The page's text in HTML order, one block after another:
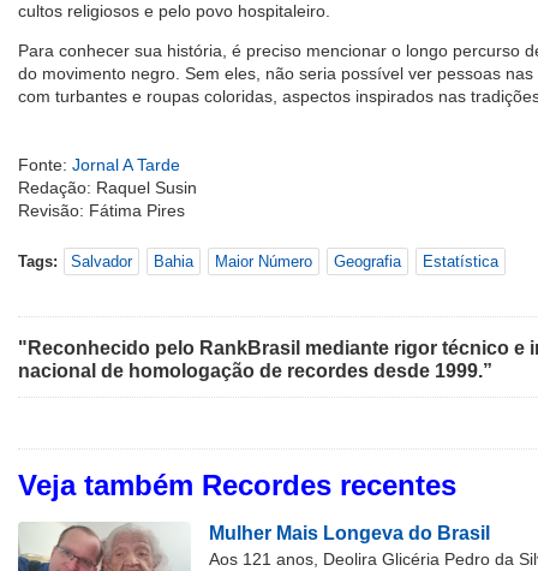
cultos religiosos e pelo povo hospitaleiro.
Para conhecer sua história, é preciso mencionar o longo percurso
do movimento negro. Sem eles, não seria possível ver pessoas
com turbantes e roupas coloridas, aspectos inspirados nas
Fonte: Jornal A Tarde
Redação: Raquel Susin
Revisão: Fátima Pires
Tags: Salvador Bahia Maior Número Geografia Estatística
"Reconhecido pelo RankBrasil mediante rigor técnico e
nacional de homologação de recordes desde 1999.”
Veja também Recordes recentes
Mulher Mais Longeva do Brasil
Aos 121 anos, Deolira Glicéria Pedro da